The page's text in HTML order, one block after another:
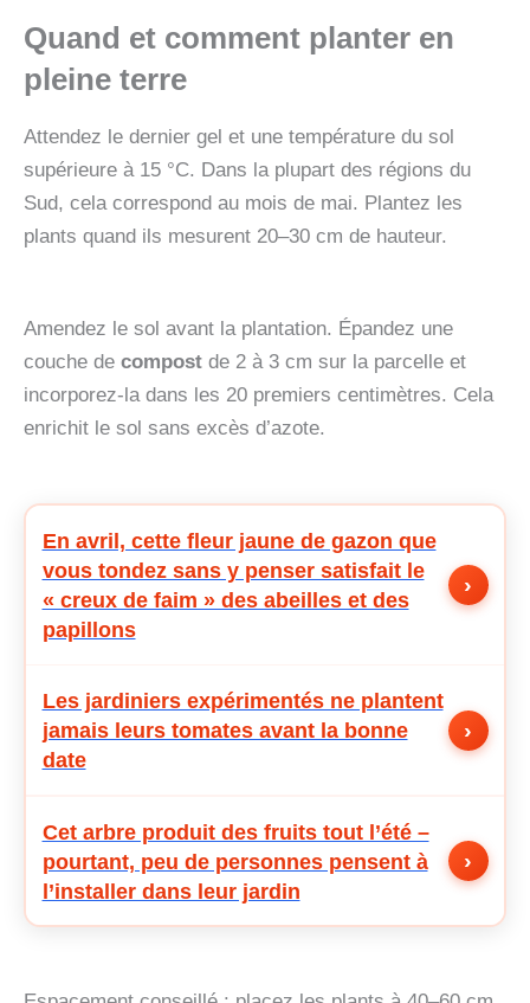
Quand et comment planter en
pleine terre
Attendez le dernier gel et une température du sol
supérieure à 15 °C. Dans la plupart des régions du
Sud, cela correspond au mois de mai. Plantez les
plants quand ils mesurent 20–30 cm de hauteur.
Amendez le sol avant la plantation. Épandez une
couche de compost de 2 à 3 cm sur la parcelle et
incorporez-la dans les 20 premiers centimètres. Cela
enrichit le sol sans excès d’azote.
En avril, cette fleur jaune de gazon que
vous tondez sans y penser satisfait le
« creux de faim » des abeilles et des
papillons
›
Les jardiniers expérimentés ne plantent
jamais leurs tomates avant la bonne
date
›
Cet arbre produit des fruits tout l’été –
pourtant, peu de personnes pensent à
l’installer dans leur jardin
›